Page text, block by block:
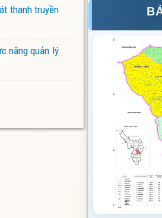
thanh truyền
năng quản lý